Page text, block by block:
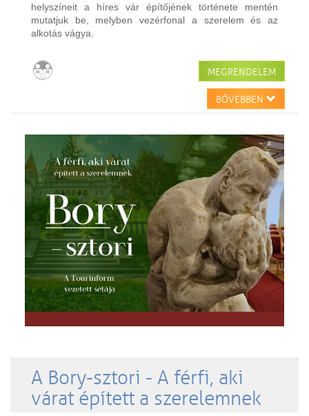
helyszíneit a híres vár építőjének története mentén
mutatjuk be, melyben vezérfonal a szerelem és az
alkotás vágya.
MEGRENDELEM
BŐVEBBEN
A Bory-sztori - A férfi, aki
várat épített a szerelemnek